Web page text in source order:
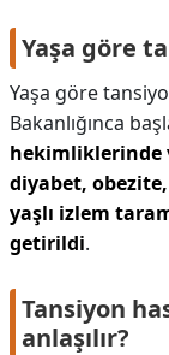
Yaşa göre
Yaşa göre
Bakanlığınca
hekimliklerinde
diyabet,
yaşlı izlem
getirildi.
Tansiyon
anlaşılır?